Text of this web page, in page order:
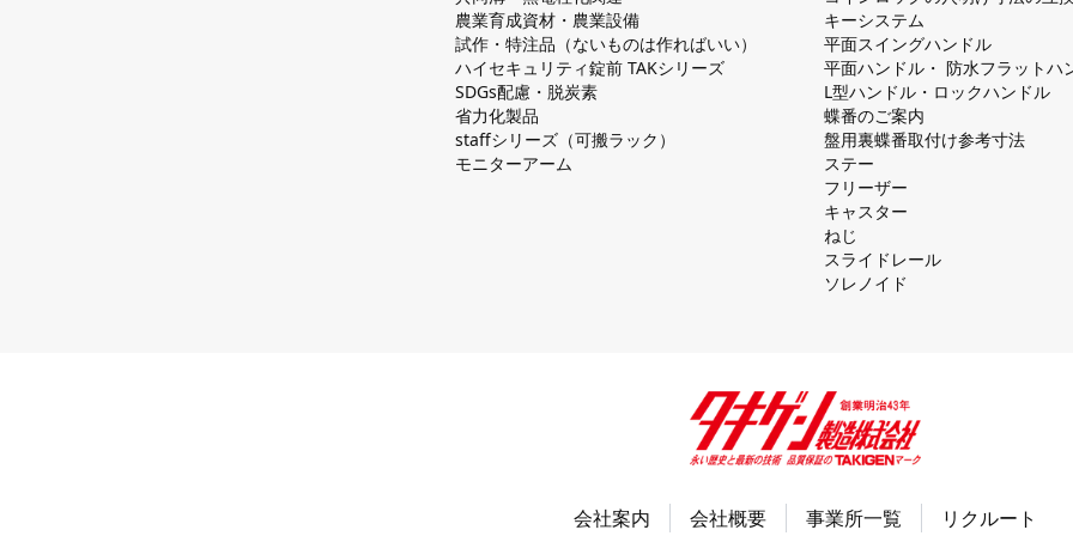
農業育成資材・農業設備
試作・特注品（ないものは作ればいい）
ハイセキュリティ錠前 TAKシリーズ
SDGs配慮・脱炭素
省力化製品
staffシリーズ（可搬ラック）
モニターアーム
キーシステム
平⾯スイングハンドル
平⾯ハンドル・ 防⽔フラットハ
L型ハンドル・ロックハンドル
蝶番のご案内
盤⽤裏蝶番取付け参考⼨法
ステー
フリーザー
キャスター
ねじ
スライドレール
ソレノイド
会社案内 会社概要 事業所一覧 リクルート